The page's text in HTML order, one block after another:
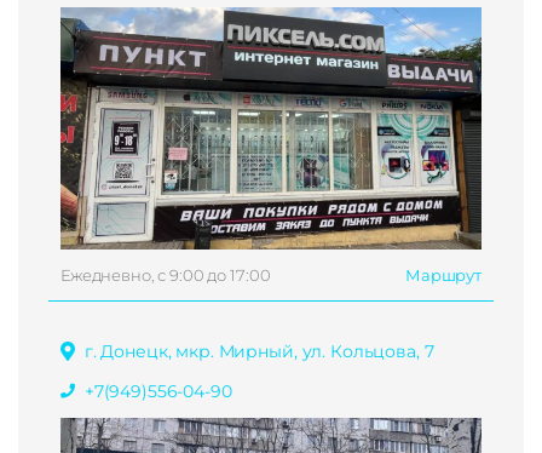
Ежедневно, с 9:00 до 17:00 Маршрут
г. Донецк, мкр. Мирный, ул. Кольцова, 7
+7(949)556-04-90